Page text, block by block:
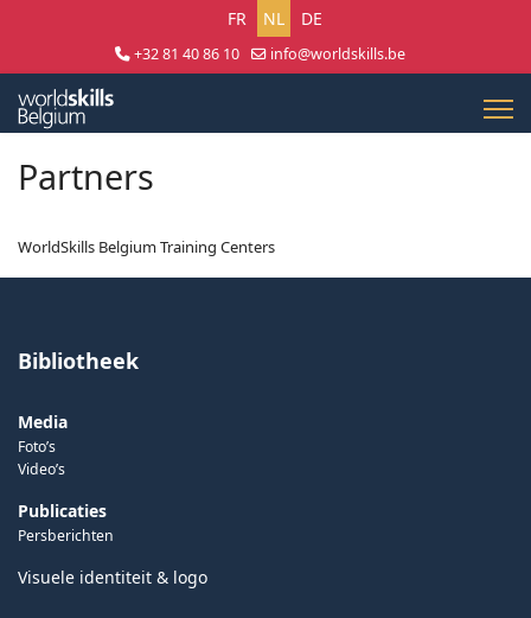
Selecteer uw taal
FR NL DE
+32 81 40 86 10
info@worldskills.be
Partners
WorldSkills Belgium Training Centers
Bibliotheek
Media
Foto’s
Video’s
Publicaties
Persberichten
Visuele identiteit & logo